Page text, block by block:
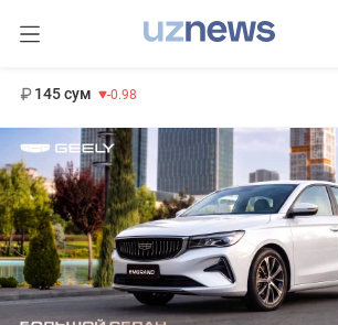
145 сум -0.98